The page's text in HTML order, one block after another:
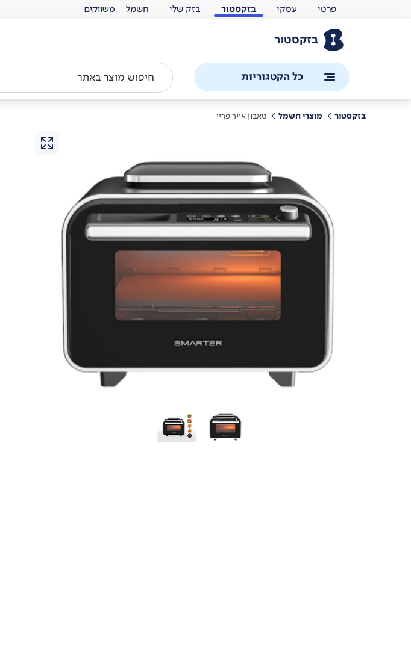
פרטי עסקי בזקסטור בזק שלי חשמל
בזקסטור
כל הקטגוריות
בזקסטור מוצרי חשמל טאבון אייר פריי
משווקים